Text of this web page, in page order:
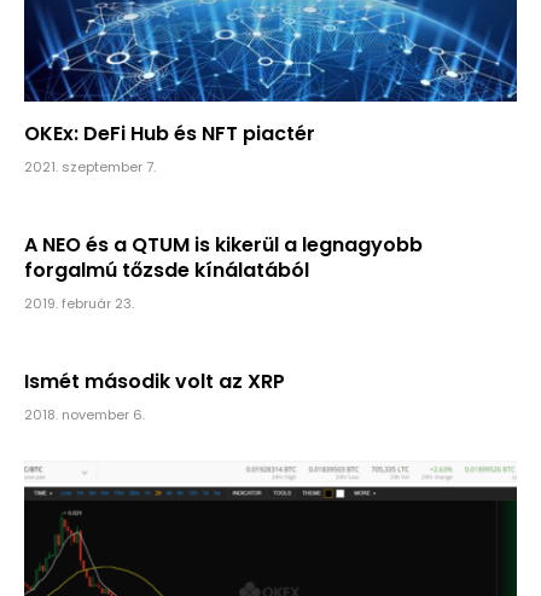
OKEx: DeFi Hub és NFT piactér
2021. szeptember 7.
A NEO és a QTUM is kikerül a legnagyobb
forgalmú tőzsde kínálatából
2019. február 23.
Ismét második volt az XRP
2018. november 6.